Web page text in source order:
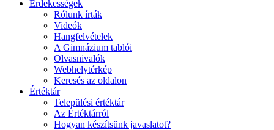
Érdekességek
Rólunk írták
Videók
Hangfelvételek
A Gimnázium tablói
Olvasnivalók
Webhelytérkép
Keresés az oldalon
Értéktár
Települési értéktár
Az Értéktárról
Hogyan készítsünk javaslatot?